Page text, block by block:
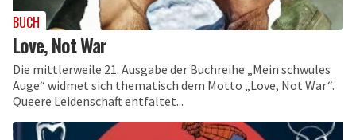
BUCH
Love, Not War
Die mittlerweile 21. Ausgabe der Buchreihe „Mein schwules
Auge“ widmet sich thematisch dem Motto „Love, Not War“.
Queere Leidenschaft entfaltet...